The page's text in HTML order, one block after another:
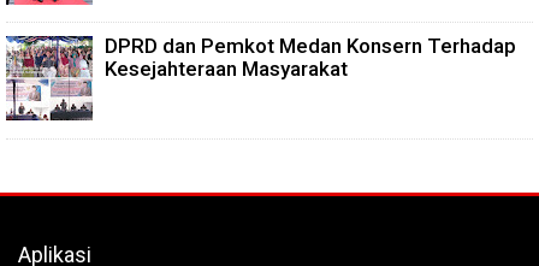
DPRD dan Pemkot Medan Konsern Terhadap
Kesejahteraan Masyarakat
Aplikasi